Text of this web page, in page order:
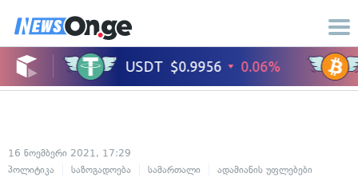
16 ნოემბერი 2021, 17:29
პოლიტიკა
საზოგადოება სამართალი ადამიანის უფლებები